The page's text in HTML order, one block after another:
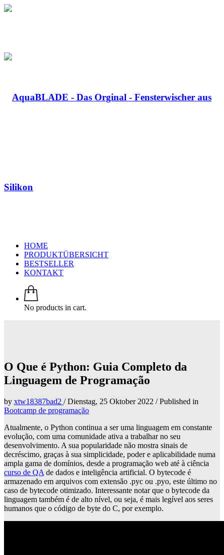
HOME
PRODUKTÜBERSICHT
BESTSELLER
KONTAKT
No products in cart.
O Que é Python: Guia Completo da
Linguagem de Programação
by xtw18387bad2 /Dienstag, 25 Oktober 2022 /Published in
Bootcamp de programação
Atualmente, o Python continua a ser uma linguagem em constante
evolução, com uma comunidade ativa a trabalhar no seu
desenvolvimento. A sua popularidade não mostra sinais de
decréscimo, graças à sua simplicidade, poder e aplicabilidade numa
ampla gama de domínios, desde a programação web até à ciência
curso de QA de dados e inteligência artificial. O bytecode é
armazenado em arquivos com extensão .pyc ou .pyo, este último no
caso de bytecode otimizado. Interessante notar que o bytecode da
linguagem também é de alto nível, ou seja, é mais legível aos seres
humanos que o código de byte do C, por exemplo.